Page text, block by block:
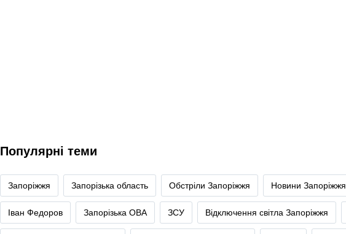
Популярні теми
Запоріжжя Запорізька область Обстріли Запоріжжя Новини Запоріжжя
Іван Федоров Запорізька ОВА ЗСУ Відключення світла Запоріжжя